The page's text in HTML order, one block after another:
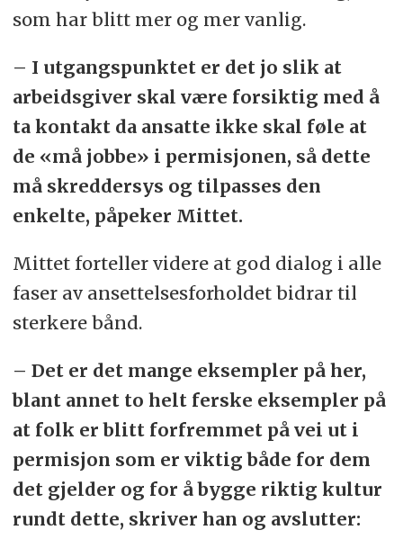
som har blitt mer og mer vanlig.
– I utgangspunktet er det jo slik at
arbeidsgiver skal være forsiktig med å
ta kontakt da ansatte ikke skal føle at
de «må jobbe» i permisjonen, så dette
må skreddersys og tilpasses den
enkelte, påpeker Mittet.
Mittet forteller videre at god dialog i alle
faser av ansettelsesforholdet bidrar til
sterkere bånd.
– Det er det mange eksempler på her,
blant annet to helt ferske eksempler på
at folk er blitt forfremmet på vei ut i
permisjon som er viktig både for dem
det gjelder og for å bygge riktig kultur
rundt dette, skriver han og avslutter: